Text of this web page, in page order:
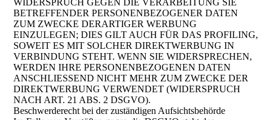
WIDERSPRUCH GEGEN DIE VERARBEITUNG SIE
BETREFFENDER PERSONENBEZOGENER DATEN
ZUM ZWECKE DERARTIGER WERBUNG
EINZULEGEN; DIES GILT AUCH FÜR DAS PROFILING,
SOWEIT ES MIT SOLCHER DIREKTWERBUNG IN
VERBINDUNG STEHT. WENN SIE WIDERSPRECHEN,
WERDEN IHRE PERSONENBEZOGENEN DATEN
ANSCHLIESSEND NICHT MEHR ZUM ZWECKE DER
DIREKTWERBUNG VERWENDET (WIDERSPRUCH
NACH ART. 21 ABS. 2 DSGVO).
Beschwerderecht bei der zuständigen Aufsichtsbehörde